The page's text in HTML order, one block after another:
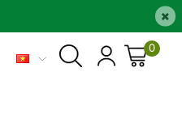
×
0